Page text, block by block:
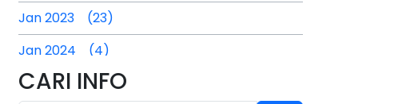
Jan 2023 (23)
Jan 2024 (4)
Jan 2025 (4)
CARI INFO